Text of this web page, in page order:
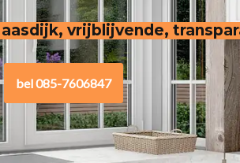
vrijblijvende,
bel 085-7606847